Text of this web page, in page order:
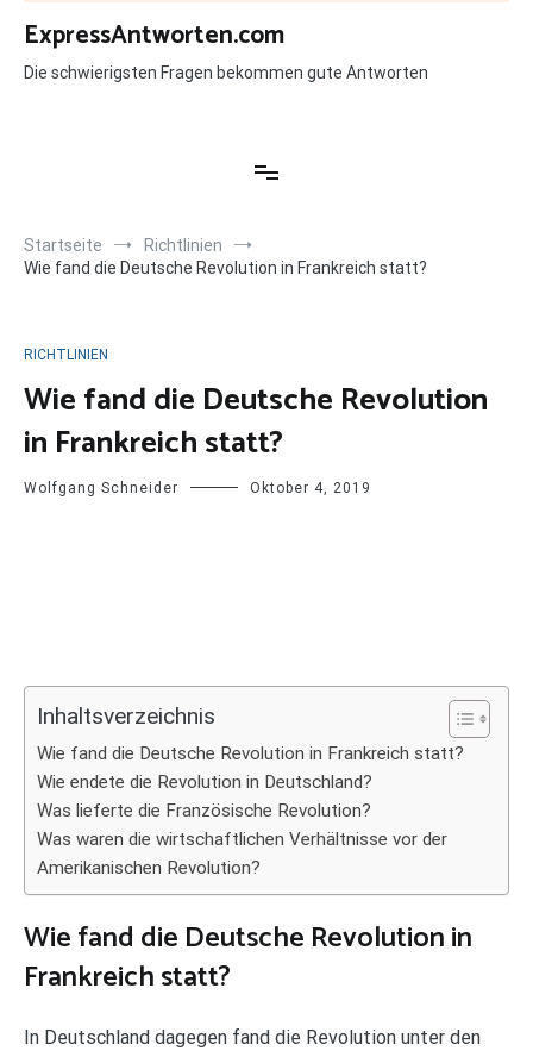
Zum
Inhalt
springen
ExpressAntworten.com
Die schwierigsten Fragen bekommen gute Antworten
Startseite
Richtlinien
Wie fand die Deutsche Revolution in Frankreich statt?
RICHTLINIEN
Wie fand die Deutsche Revolution
in Frankreich statt?
Wolfgang Schneider Oktober 4, 2019
Inhaltsverzeichnis
Wie fand die Deutsche Revolution in Frankreich statt?
Wie endete die Revolution in Deutschland?
Was lieferte die Französische Revolution?
Was waren die wirtschaftlichen Verhältnisse vor der
Amerikanischen Revolution?
Wie fand die Deutsche Revolution in
Frankreich statt?
In Deutschland dagegen fand die Revolution unter den